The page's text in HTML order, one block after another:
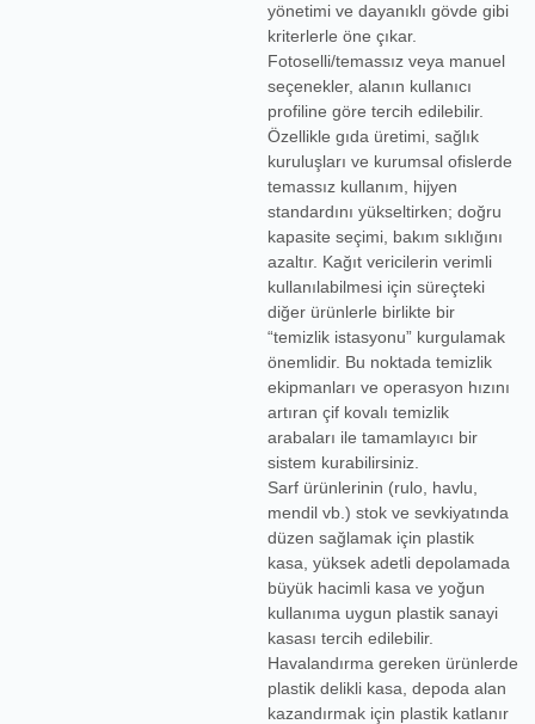
yönetimi ve dayanıklı gövde gibi
kriterlerle öne çıkar.
Fotoselli/temassız veya manuel
seçenekler, alanın kullanıcı
profiline göre tercih edilebilir.
Özellikle gıda üretimi, sağlık
kuruluşları ve kurumsal ofislerde
temassız kullanım, hijyen
standardını yükseltirken; doğru
kapasite seçimi, bakım sıklığını
azaltır. Kağıt vericilerin verimli
kullanılabilmesi için süreçteki
diğer ürünlerle birlikte bir
“temizlik istasyonu” kurgulamak
önemlidir. Bu noktada temizlik
ekipmanları ve operasyon hızını
artıran çif kovalı temizlik
arabaları ile tamamlayıcı bir
sistem kurabilirsiniz.
Sarf ürünlerinin (rulo, havlu,
mendil vb.) stok ve sevkiyatında
düzen sağlamak için plastik
kasa , yüksek adetli depolamada
büyük hacimli kasa ve yoğun
kullanıma uygun plastik sanayi
kasası tercih edilebilir.
Havalandırma gereken ürünlerde
plastik delikli kasa , depoda alan
kazandırmak için plastik katlanır